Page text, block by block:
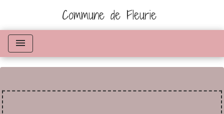
Commune de Fleurie
menu